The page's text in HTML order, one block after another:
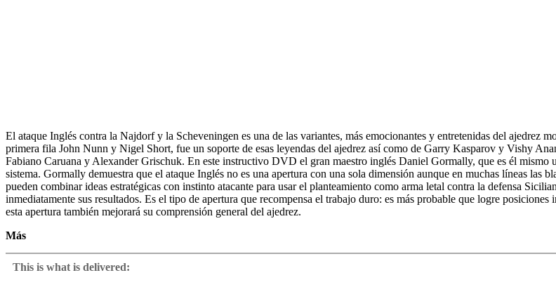
El ataque Inglés contra la Najdorf y la Scheveningen es una de las variantes, más emocionantes y entretenidas del ajedrez
primera fila John Nunn y Nigel Short, fue un soporte de esas leyendas del ajedrez así como de Garry Kasparov y Vishy
Fabiano Caruana y Alexander Grischuk. En este instructivo DVD el gran maestro inglés Daniel Gormally, que es él mismo
sistema. Gormally demuestra que el ataque Inglés no es una apertura con una sola dimensión aunque en muchas líneas las
pueden combinar ideas estratégicas con instinto atacante para usar el planteamiento como arma letal contra la defensa
inmediatamente sus resultados. Es el tipo de apertura que recompensa el trabajo duro: es más probable que logre
esta apertura también mejorará su comprensión general del ajedrez.
• Base de datos con más de 50 partidas esenciales
Más
This is what is delivered: